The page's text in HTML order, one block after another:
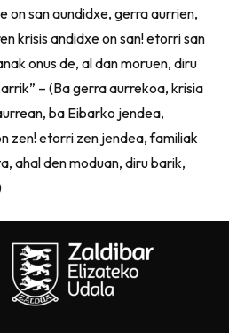
on san aundidxe, gerra aurrien,
krisis andidxe on san! etorri san
onus de, al dan moruen, diru
– (Ba gerra aurrekoa, krisia
ba Eibarko jendea,
zen! etorri zen jendea, familiak
ahal den moduan, diru barik,